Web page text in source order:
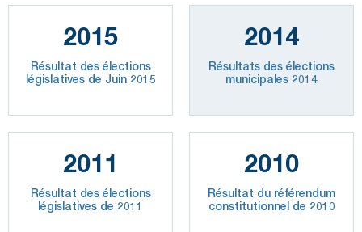
2015
Résultat des élections
législatives de Juin 2015
2014
Résultats des élections
municipales 2014
2011
Résultat des élections
législatives de 2011
2010
Résultat du référendum
constitutionnel de 2010